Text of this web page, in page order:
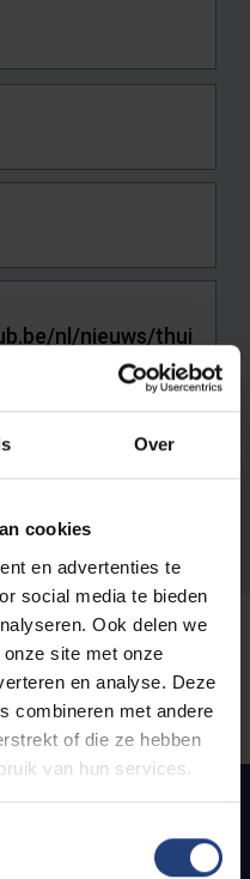
Over
cookies
en advertenties te
social media te bieden
Ook delen we
site met onze
en analyse. Deze
combineren met andere
of die ze hebben
van hun services.
waar je de fout zag.